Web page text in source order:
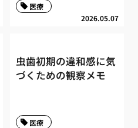
2026.05.07
医療
虫歯初期の違和感に気
づくための観察メモ
医療